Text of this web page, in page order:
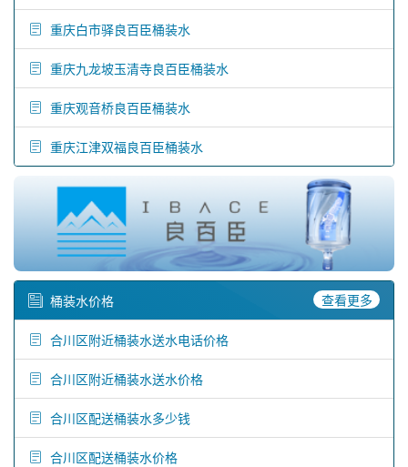
重庆白市驿良百臣桶装水
重庆九龙坡玉清寺良百臣桶装水
重庆观音桥良百臣桶装水
重庆江津双福良百臣桶装水
桶装水价格 查看更多
合川区附近桶装水送水电话价格
合川区附近桶装水送水价格
合川区配送桶装水多少钱
合川区配送桶装水价格